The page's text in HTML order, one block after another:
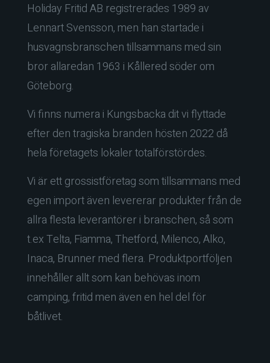
Holiday Fritid AB registrerades 1989 av
Lennart Svensson, men han startade i
husvagnsbranschen tillsammans med sin
bror allaredan 1963 i Kållered söder om
Göteborg.
Vi finns numera i Kungsbacka dit vi flyttade
efter den tragiska branden hösten 2022 då
hela företagets lokaler totalförstördes.
Vi är ett grossistföretag som tillsammans med
egen import även levererar produkter från de
allra flesta leverantörer i branschen, så som
t.ex Telta, Fiamma, Thetford, Milenco, Alko,
Inaca, Brunner med flera. Produktportföljen
innehåller allt som kan behövas inom
camping, fritid men även en hel del för
båtlivet.